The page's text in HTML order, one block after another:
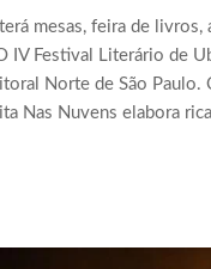
mesas, feira de livros,
Festival Literário de
Norte de São
Nas Nuvens elabora